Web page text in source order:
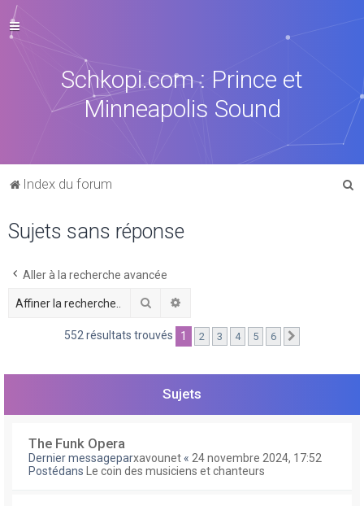
Schkopi.com : Prince et
Minneapolis Sound
Index du forum
Sujets sans réponse
Aller à la recherche avancée
Rechercher
552 résultats trouvés 1 2 3 4 5 6
Sujets
The Funk Opera
Dernier messageparxavounet « 24 novembre 2024, 17:52
Postédans
Le coin des musiciens et chanteurs